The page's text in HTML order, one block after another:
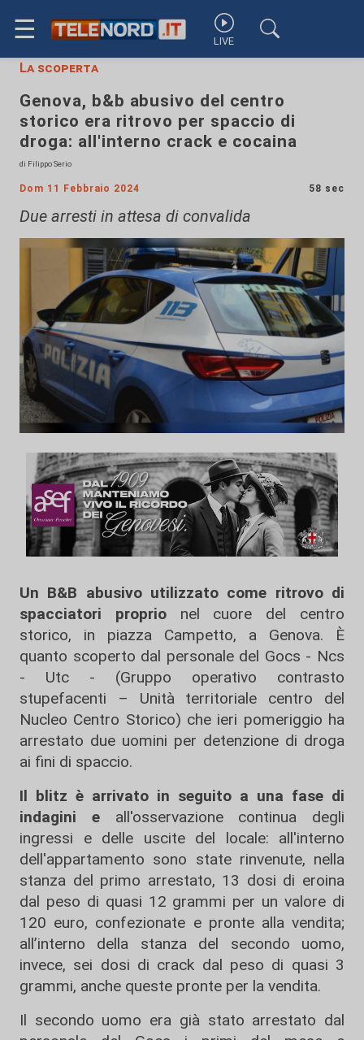
☰ LIVE
La scoperta
Genova, b&b abusivo del centro
storico era ritrovo per spaccio di
droga: all'interno crack e cocaina
di Filippo Serio
Dom 11 Febbraio 2024 58 sec
Due arresti in attesa di convalida
Un B&B abusivo utilizzato come ritrovo di
spacciatori proprio nel cuore del centro
storico, in piazza Campetto, a Genova. È
quanto scoperto dal personale del Gocs - Ncs
- Utc - (Gruppo operativo contrasto
stupefacenti – Unità territoriale centro del
Nucleo Centro Storico) che ieri pomeriggio ha
arrestato due uomini per detenzione di droga
ai fini di spaccio.
Il blitz è arrivato in seguito a una fase di
indagini e all'osservazione continua degli
ingressi e delle uscite del locale: all'interno
dell'appartamento sono state rinvenute, nella
stanza del primo arrestato, 13 dosi di eroina
dal peso di quasi 12 grammi per un valore di
120 euro, confezionate e pronte alla vendita;
all’interno della stanza del secondo uomo,
invece, sei dosi di crack dal peso di quasi 3
grammi, anche queste pronte per la vendita.
Il secondo uomo era già stato arrestato dal